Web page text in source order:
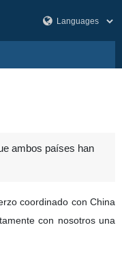
ambos países han
coordinado con China
con nosotros una